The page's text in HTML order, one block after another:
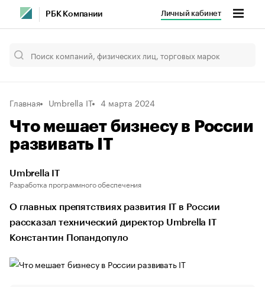
РБК Компании Личный кабинет
Главная Umbrella IT 4 марта 2024
Что мешает бизнесу в России
развивать IT
Umbrella IT
Разработка программного обеспечения
О главных препятствиях развития IT в России
рассказал технический директор Umbrella IT
Константин Попандопуло